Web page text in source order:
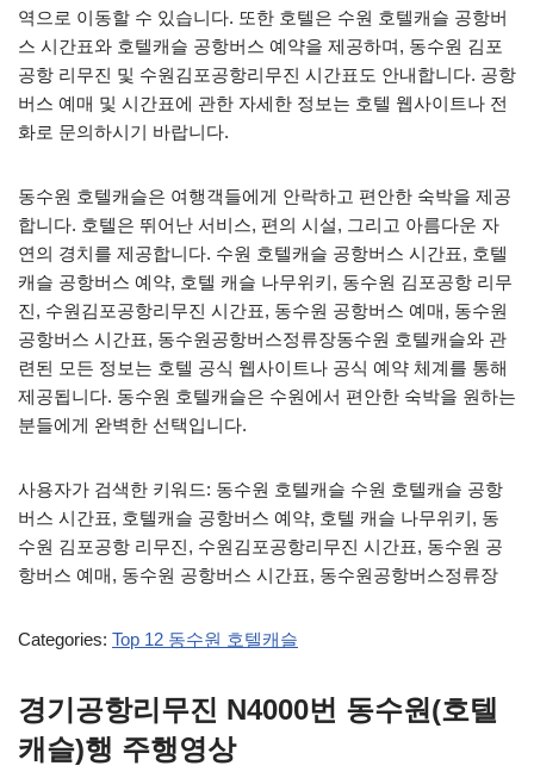
역으로 이동할 수 있습니다. 또한 호텔은 수원 호텔캐슬 공항버
스 시간표와 호텔캐슬 공항버스 예약을 제공하며, 동수원 김포
공항 리무진 및 수원김포공항리무진 시간표도 안내합니다. 공항
버스 예매 및 시간표에 관한 자세한 정보는 호텔 웹사이트나 전
화로 문의하시기 바랍니다.
동수원 호텔캐슬은 여행객들에게 안락하고 편안한 숙박을 제공
합니다. 호텔은 뛰어난 서비스, 편의 시설, 그리고 아름다운 자
연의 경치를 제공합니다. 수원 호텔캐슬 공항버스 시간표, 호텔
캐슬 공항버스 예약, 호텔 캐슬 나무위키, 동수원 김포공항 리무
진, 수원김포공항리무진 시간표, 동수원 공항버스 예매, 동수원
공항버스 시간표, 동수원공항버스정류장동수원 호텔캐슬와 관
련된 모든 정보는 호텔 공식 웹사이트나 공식 예약 체계를 통해
제공됩니다. 동수원 호텔캐슬은 수원에서 편안한 숙박을 원하는
분들에게 완벽한 선택입니다.
사용자가 검색한 키워드: 동수원 호텔캐슬 수원 호텔캐슬 공항
버스 시간표, 호텔캐슬 공항버스 예약, 호텔 캐슬 나무위키, 동
수원 김포공항 리무진, 수원김포공항리무진 시간표, 동수원 공
항버스 예매, 동수원 공항버스 시간표, 동수원공항버스정류장
Categories: Top 12 동수원 호텔캐슬
경기공항리무진 N4000번 동수원(호텔
캐슬)행 주행영상